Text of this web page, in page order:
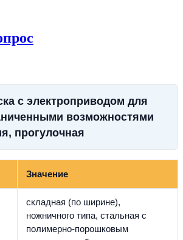
с электроприводом для
возможностями
прогулочная
Значение
складная (по ширине),
ножничного типа, стальная с
полимерно-порошковым